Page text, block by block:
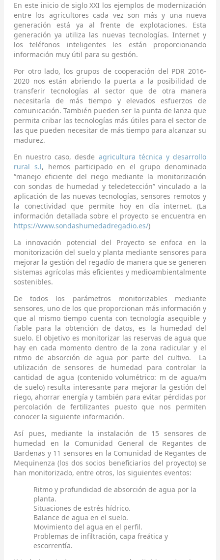
En este inicio de siglo XXI los ejemplos de modernización
entre los agricultores cada vez son más y una nueva
generación está ya al frente de explotaciones. Esta
generación ya utiliza las nuevas tecnologías. Internet y
los teléfonos inteligentes les están proporcionando
información muy útil para su gestión.
Por otro lado, los grupos de cooperación del PDR 2016-
2020 nos están abriendo la puerta a la posibilidad de
transferir tecnologías al sector que de otra manera
necesitaría de más tiempo y elevados esfuerzos de
comunicación. También pueden ser la punta de lanza que
permita cribar las tecnologías más útiles para el sector de
las que pueden necesitar de más tiempo para alcanzar su
madurez.
En nuestro caso, desde agricultura técnica y desarrollo
rural s.l, hemos participado en el grupo denominado
“manejo eficiente del riego mediante la monitorización
con sondas de humedad y teledetección” vinculado a la
aplicación de las nuevas tecnologías, sensores remotos y
la conectividad que permite hoy en día internet. (La
información detallada sobre el proyecto se encuentra en
https://www.sondashumedadregadio.es/)
La innovación potencial del Proyecto se enfoca en la
monitorización del suelo y planta mediante sensores para
mejorar la gestión del regadío de manera que se generen
sistemas agrícolas más eficientes y medioambientalmente
sostenibles.
De todos los parámetros monitorizables mediante
sensores, uno de los que proporcionan más información y
que al mismo tiempo cuenta con tecnología asequible y
fiable para la obtención de datos, es la humedad del
suelo. El objetivo es monitorizar las reservas de agua que
hay en cada momento dentro de la zona radicular y el
ritmo de absorción de agua por parte del cultivo. La
utilización de sensores de humedad para controlar la
cantidad de agua (contenido volumétrico: m de agua/m
de suelo) resulta interesante para mejorar la gestión del
riego, ahorrar energía y también para evitar pérdidas por
percolación de fertilizantes puesto que nos permiten
conocer la siguiente información.
Así pues, mediante la instalación de 15 sensores de
humedad en la Comunidad General de Regantes de
Bardenas y 11 sensores en la Comunidad de Regantes de
Mequinenza (los dos socios beneficiarios del proyecto) se
han monitorizado, entre otros, los siguientes eventos:
Ritmo y profundidad de absorción de agua por la
planta.
Situaciones de estrés hídrico.
Balance de agua en el suelo.
Movimiento del agua en el perfil.
Problemas de infiltración, capa freática y
escorrentía.